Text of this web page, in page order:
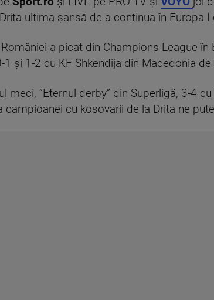
ultima șansă de a continua în Europa
a picat din Champions League
1 și 1-2 cu KF Shkendija din Macedonia
meci, ”Eternul derby” din Superligă, 3-4
campioanei cu kosovarii de la Drita ne